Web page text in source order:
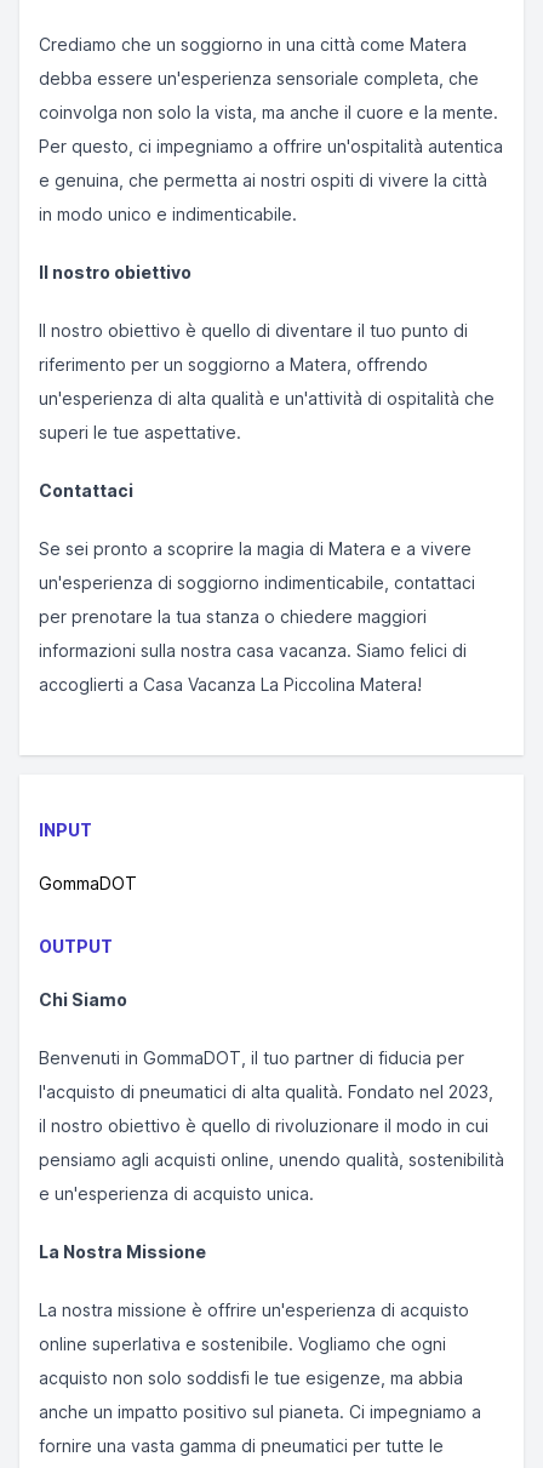
Crediamo che un soggiorno in una città come Matera
debba essere un'esperienza sensoriale completa, che
coinvolga non solo la vista, ma anche il cuore e la mente.
Per questo, ci impegniamo a offrire un'ospitalità autentica
e genuina, che permetta ai nostri ospiti di vivere la città
in modo unico e indimenticabile.
Il nostro obiettivo
Il nostro obiettivo è quello di diventare il tuo punto di
riferimento per un soggiorno a Matera, offrendo
un'esperienza di alta qualità e un'attività di ospitalità che
superi le tue aspettative.
Contattaci
Se sei pronto a scoprire la magia di Matera e a vivere
un'esperienza di soggiorno indimenticabile, contattaci
per prenotare la tua stanza o chiedere maggiori
informazioni sulla nostra casa vacanza. Siamo felici di
accoglierti a Casa Vacanza La Piccolina Matera!
INPUT
GommaDOT
OUTPUT
Chi Siamo
Benvenuti in GommaDOT, il tuo partner di fiducia per
l'acquisto di pneumatici di alta qualità. Fondato nel 2023,
il nostro obiettivo è quello di rivoluzionare il modo in cui
pensiamo agli acquisti online, unendo qualità, sostenibilità
e un'esperienza di acquisto unica.
La Nostra Missione
La nostra missione è offrire un'esperienza di acquisto
online superlativa e sostenibile. Vogliamo che ogni
acquisto non solo soddisfi le tue esigenze, ma abbia
anche un impatto positivo sul pianeta. Ci impegniamo a
fornire una vasta gamma di pneumatici per tutte le